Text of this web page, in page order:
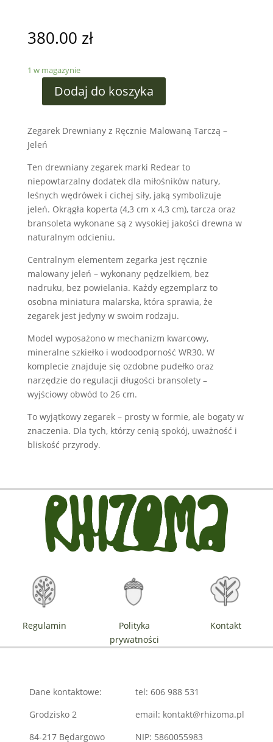
380.00 zł
1 w magazynie
Dodaj do koszyka
Zegarek Drewniany z Ręcznie Malowaną Tarczą –
Jeleń
Ten drewniany zegarek marki Redear to
niepowtarzalny dodatek dla miłośników natury,
leśnych wędrówek i cichej siły, jaką symbolizuje
jeleń. Okrągła koperta (4,3 cm x 4,3 cm), tarcza oraz
bransoleta wykonane są z wysokiej jakości drewna w
naturalnym odcieniu.
Centralnym elementem zegarka jest ręcznie
malowany jeleń – wykonany pędzelkiem, bez
nadruku, bez powielania. Każdy egzemplarz to
osobna miniatura malarska, która sprawia, że
zegarek jest jedyny w swoim rodzaju.
Model wyposażono w mechanizm kwarcowy,
mineralne szkiełko i wodoodporność WR30. W
komplecie znajduje się ozdobne pudełko oraz
narzędzie do regulacji długości bransolety –
wyjściowy obwód to 26 cm.
To wyjątkowy zegarek – prosty w formie, ale bogaty w
znaczenia. Dla tych, którzy cenią spokój, uważność i
bliskość przyrody.
Regulamin
Polityka
prywatności
Kontakt
Dane kontaktowe:
Grodzisko 2
84-217 Będargowo
tel: 606 988 531
email: kontakt@rhizoma.pl
NIP: 5860055983